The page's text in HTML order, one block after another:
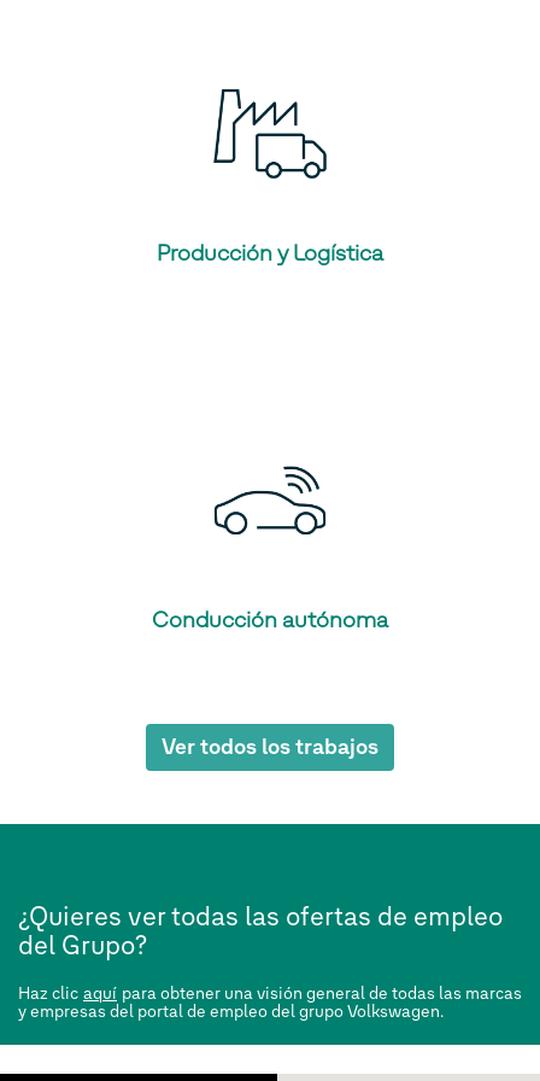
Producción y Logística
Conducción autónoma
Ver todos los trabajos
¿Quieres ver todas las ofertas de empleo
del Grupo?
Haz clic aquí para obtener una visión general de todas las marcas
y empresas del portal de empleo del grupo Volkswagen.